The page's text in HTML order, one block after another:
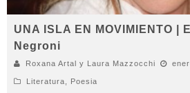
UNA ISLA EN MOVIMIENTO |
Negroni
Roxana Artal y Laura Mazzocchi
Literatura Poesia